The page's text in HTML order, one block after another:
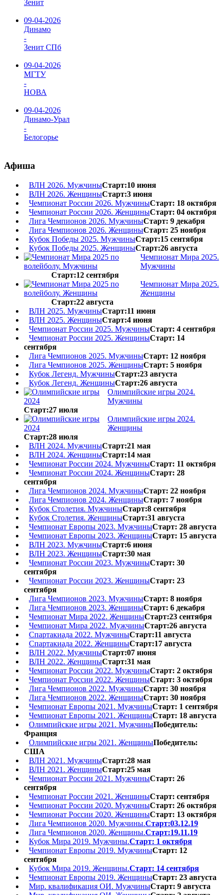
Зенит
09-04-2026
Динамо
-
Зенит СПб
09-04-2026
МГТУ
-
НОВА
09-04-2026
Динамо-Урал
-
Белогорье
Афиша
ВЛН 2026. МужчиныСтарт:10 июня
ВЛН 2026. ЖенщиныСтарт:3 июня
Чемпионат России 2026. МужчиныСтарт: 18 октября
Чемпионат России 2026. ЖенщиныСтарт: 04 октября
Лига Чемпионов 2026. МужчиныСтарт: 9 декабря
Лига Чемпионов 2026. ЖенщиныСтарт: 25 ноября
Кубок Победы 2025. МужчиныСтарт:15 сентября
Кубок Победы 2025. ЖенщиныСтарт:26 августа
Чемпионат Мира 2025.
Мужчины
Старт:12 сентября
Чемпионат Мира 2025.
Женщины
Старт:22 августа
ВЛН 2025. МужчиныСтарт:11 июня
ВЛН 2025. ЖенщиныСтарт:4 июня
Чемпионат России 2025. МужчиныСтарт: 4 сентября
Чемпионат России 2025. ЖенщиныСтарт: 14
сентября
Лига Чемпионов 2025. МужчиныСтарт: 12 ноября
Лига Чемпионов 2025. ЖенщиныСтарт: 5 ноября
Кубок Легенд. МужчиныСтарт:23 августа
Кубок Легенд. ЖенщиныСтарт:26 августа
Олимпийские игры 2024.
Мужчины
Старт:27 июля
Олимпийские игры 2024.
Женщины
Старт:28 июля
ВЛН 2024. МужчиныСтарт:21 мая
ВЛН 2024. ЖенщиныСтарт:14 мая
Чемпионат России 2024. МужчиныСтарт: 11 октября
Чемпионат России 2024. ЖенщиныСтарт: 28
сентября
Лига Чемпионов 2024. МужчиныСтарт: 22 ноября
Лига Чемпионов 2024. ЖенщиныСтарт: 7 ноября
Кубок Столетия. МужчиныСтарт:8 сентября
Кубок Столетия. ЖенщиныСтарт:31 августа
Чемпионат Европы 2023. МужчиныСтарт: 28 августа
Чемпионат Европы 2023. ЖенщиныСтарт: 15 августа
ВЛН 2023. МужчиныСтарт:6 июня
ВЛН 2023. ЖенщиныСтарт:30 мая
Чемпионат России 2023. МужчиныСтарт: 30
сентября
Чемпионат России 2023. ЖенщиныСтарт: 23
сентября
Лига Чемпионов 2023. МужчиныСтарт: 8 ноября
Лига Чемпионов 2023. ЖенщиныСтарт: 6 декабря
Чемпионат Мира 2022. ЖенщиныСтарт:23 сентября
Чемпионат Мира 2022. МужчиныСтарт:26 августа
Спартакиада 2022. МужчиныСтарт:11 августа
Спартакиада 2022. ЖенщиныСтарт:17 августа
ВЛН 2022. МужчиныСтарт:07 июня
ВЛН 2022. ЖенщиныСтарт:31 мая
Чемпионат России 2022. МужчиныСтарт: 2 октября
Чемпионат России 2022. ЖенщиныСтарт: 3 октября
Лига Чемпионов 2022. МужчиныСтарт: 30 ноября
Лига Чемпионов 2022. ЖенщиныСтарт: 30 ноября
Чемпионат Европы 2021. МужчиныСтарт: 1 сентября
Чемпионат Европы 2021. ЖенщиныСтарт: 18 августа
Олимпийские игры 2021. МужчиныПобедитель:
Франция
Олимпийские игры 2021. ЖенщиныПобедитель:
США
ВЛН 2021. МужчиныСтарт:28 мая
ВЛН 2021. ЖенщиныСтарт:25 мая
Чемпионат России 2021. МужчиныСтарт: 26
сентября
Чемпионат России 2021. ЖенщиныСтарт: сентября
Чемпионат России 2020. МужчиныСтарт: 26 октября
Чемпионат России 2020. ЖенщиныСтарт: 13 октября
Лига Чемпионов 2020. Мужчины.Старт:03.12.19
Лига Чемпионов 2020. Женщины.Старт:19.11.19
Кубок Мира 2019. Мужчины.Старт: 1 октября
Чемпионат Европы 2019. МужчиныСтарт: 12
сентября
Кубок Мира 2019. Женщины.Старт: 14 сентября
Чемпионат Европы 2019. ЖенщиныСтарт: 23 августа
Мир. квалификация ОИ. МужчиныСтарт: 9 августа